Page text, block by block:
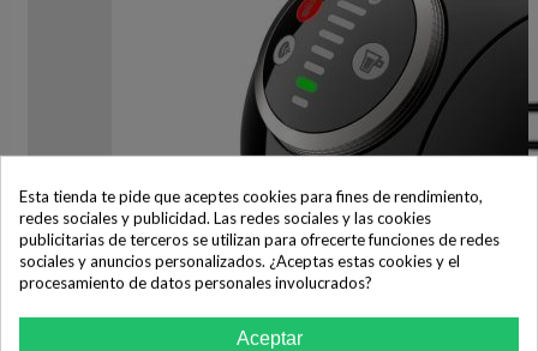
Esta tienda te pide que aceptes cookies para fines de rendimiento,
redes sociales y publicidad. Las redes sociales y las cookies
publicitarias de terceros se utilizan para ofrecerte funciones de redes
sociales y anuncios personalizados. ¿Aceptas estas cookies y el
procesamiento de datos personales involucrados?
Aceptar